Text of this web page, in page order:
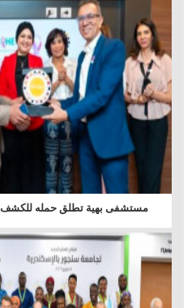
مستشفى بهية تطلق حمله للكشف